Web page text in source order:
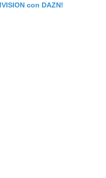
con DAZN!